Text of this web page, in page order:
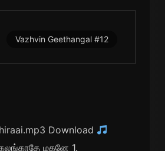
Vazhvin Geethangal #12
Download
மகனே 1.